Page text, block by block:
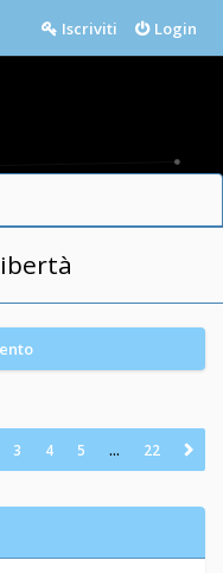
Login
Iscriviti
3 4 5 … 22